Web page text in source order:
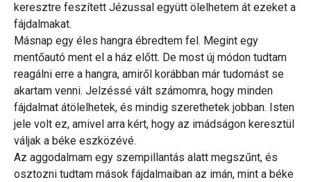
keresztre feszített Jézussal együtt ölelhetem át ezeket a
fájdalmakat.
Másnap egy éles hangra ébredtem fel. Megint egy
mentőautó ment el a ház előtt. De most új módon tudtam
reagálni erre a hangra, amiről korábban már tudomást se
akartam venni. Jelzéssé vált számomra, hogy minden
fájdalmat átölelhetek, és mindig szerethetek jobban. Isten
jele volt ez, amivel arra kért, hogy az imádságon keresztül
váljak a béke eszközévé.
Az aggodalmam egy szempillantás alatt megszűnt, és
osztozni tudtam mások fájdalmaiban az imán, mint a béke